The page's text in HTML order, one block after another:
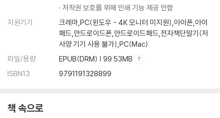
Step 2 컴퓨터에 HTS 설치하기
Step 3 채권투자 입문 과정: 로그인부터 종목 선택까지
Step 4 채권 매수하여 이자 받기
2 채권투자 HTS 활용하기
② ‘장내채권종합주문’ 창 활용하기
③ ‘채권 전종목 시세’ 창 활용하기
3 실전 채권투자 지식-입문
저작권 보호를 위해 인쇄 기능 제공 안함
지원기기
크레마,PC(윈도우 - 4K 모니터 미지원),아이폰,아이
패드,안드로이드폰,안드로이드패드,전자책단말기(저
사양 기기 사용 불가),PC(Mac)
파일/용량
EPUB(DRM) | 99.53MB
ISBN13
9791191328899
책 속으로